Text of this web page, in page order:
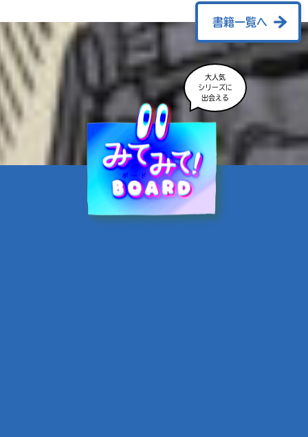
営委員会／協力
佐久間さのすけ／絵
書籍一覧へ
シリーズに
出会える